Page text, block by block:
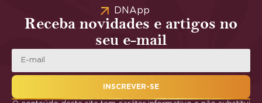
DNApp
Receba novidades e artigos no
seu e-mail
INSCREVER-SE